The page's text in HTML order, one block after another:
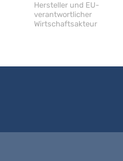
Hersteller und EU-
verantwortlicher
Wirtschaftsakteur